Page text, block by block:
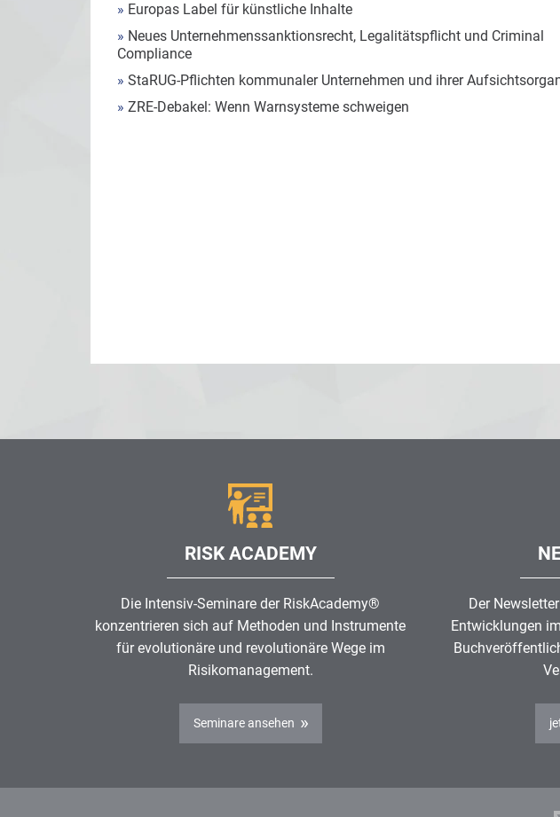
» Europas Label für künstliche Inhalte
» Neues Unternehmenssanktionsrecht, Legalitätspflicht und Criminal
Compliance
» StaRUG-Pflichten kommunaler Unternehmen und ihrer
» ZRE-Debakel: Wenn Warnsysteme schweigen
RISK ACADEMY
Die Intensiv-Seminare der RiskAcademy®
konzentrieren sich auf Methoden und Instrumente
für evolutionäre und revolutionäre Wege im
Risikomanagement.
Seminare ansehen
Der
Entwicklungen im